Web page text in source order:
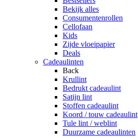
Bekijk alles
Consumentenrollen
Cellofaan
Kids
Zijde vloeipapier
Deals
Cadeaulinten
Back
Krullint
Bedrukt cadeaulint
Satijn lint
Stoffen cadeaulint
Koord / touw cadeaulint
Tule lint / weblint
Duurzame cadeaulinten